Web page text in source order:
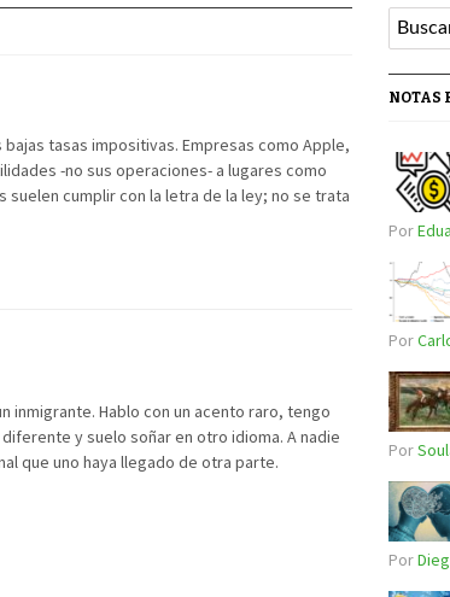
tasas impositivas. Empresas como Apple,
-no sus operaciones- a lugares como
suelen cumplir con la letra de la ley; no se trata
inmigrante. Hablo con un acento raro, tengo
y suelo soñar en otro idioma. A nadie
que uno haya llegado de otra parte.
NOTAS
Por
Por
Por
Por